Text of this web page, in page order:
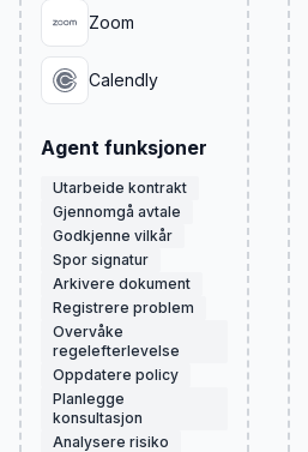
Zoom
Calendly
Agent funksjoner
Utarbeide kontrakt
Gjennomgå avtale
Godkjenne vilkår
Spor signatur
Arkivere dokument
Registrere problem
Overvåke
regelefterlevelse
Oppdatere policy
Planlegge
konsultasjon
Analysere risiko